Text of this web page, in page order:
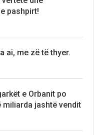
pashpirt!
ai, me zë të thyer.
e Orbanit po
jashtë vendit